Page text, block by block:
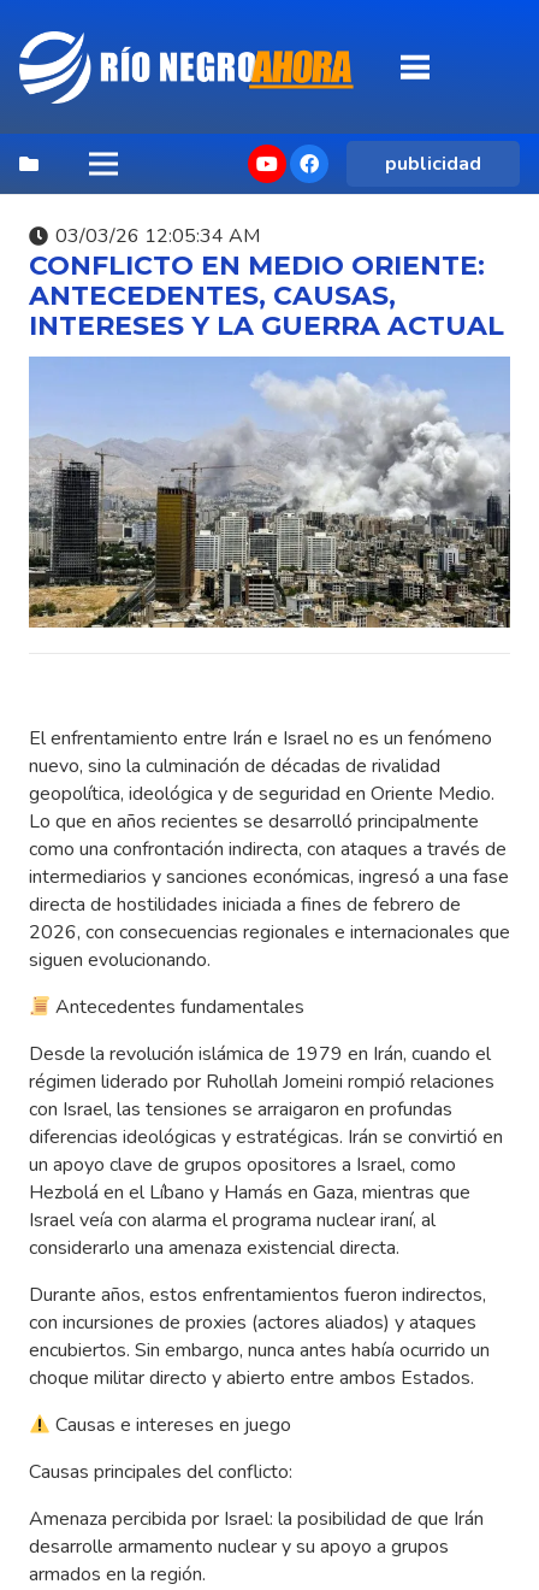
publicidad
03/03/26 12:05:34 AM
CONFLICTO EN MEDIO ORIENTE:
ANTECEDENTES, CAUSAS,
INTERESES Y LA GUERRA ACTUAL
El enfrentamiento entre Irán e Israel no es un fenómeno
nuevo, sino la culminación de décadas de rivalidad
geopolítica, ideológica y de seguridad en Oriente Medio.
Lo que en años recientes se desarrolló principalmente
como una confrontación indirecta, con ataques a través de
intermediarios y sanciones económicas, ingresó a una fase
directa de hostilidades iniciada a fines de febrero de
2026, con consecuencias regionales e internacionales que
siguen evolucionando.
Antecedentes fundamentales
Desde la revolución islámica de 1979 en Irán, cuando el
régimen liderado por Ruhollah Jomeini rompió relaciones
con Israel, las tensiones se arraigaron en profundas
diferencias ideológicas y estratégicas. Irán se convirtió en
un apoyo clave de grupos opositores a Israel, como
Hezbolá en el Líbano y Hamás en Gaza, mientras que
Israel veía con alarma el programa nuclear iraní, al
considerarlo una amenaza existencial directa.
Durante años, estos enfrentamientos fueron indirectos,
con incursiones de proxies (actores aliados) y ataques
encubiertos. Sin embargo, nunca antes había ocurrido un
choque militar directo y abierto entre ambos Estados.
Causas e intereses en juego
Causas principales del conflicto:
Amenaza percibida por Israel: la posibilidad de que Irán
desarrolle armamento nuclear y su apoyo a grupos
armados en la región.